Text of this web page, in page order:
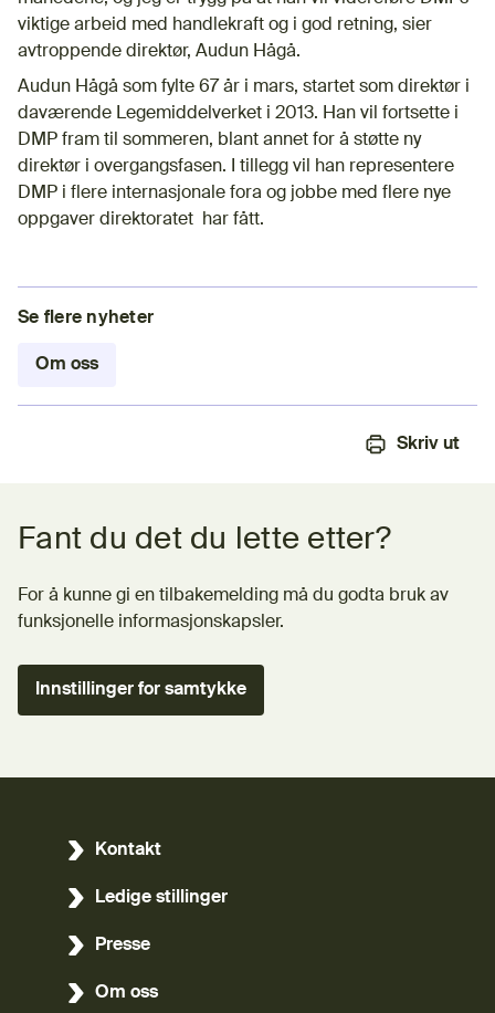
viktige arbeid med handlekraft og i god retning, sier
avtroppende direktør, Audun Hågå.
Audun Hågå som fylte 67 år i mars, startet som direktør i
daværende Legemiddelverket i 2013. Han vil fortsette i
DMP fram til sommeren, blant annet for å støtte ny
direktør i overgangsfasen. I tillegg vil han representere
DMP i flere internasjonale fora og jobbe med flere nye
oppgaver direktoratet har fått.
Se flere nyheter
Om oss
Skriv ut
Fant du det du lette etter?
For å kunne gi en tilbakemelding må du godta bruk av
funksjonelle informasjonskapsler.
Innstillinger for samtykke
Kontakt
Ledige stillinger
Presse
Om oss